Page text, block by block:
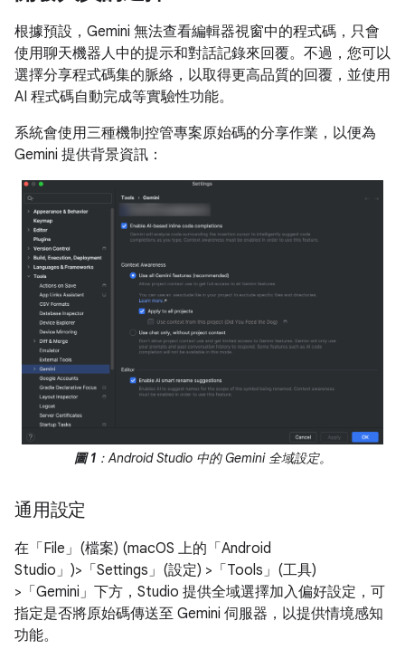
根據預設，Gemini 無法查看編輯器視窗中的程式碼，只會
使用聊天機器人中的提示和對話記錄來回覆。不過，您可以
選擇分享程式碼集的脈絡，以取得更高品質的回覆，並使用
AI 程式碼自動完成等實驗性功能。
系統會使用三種機制控管專案原始碼的分享作業，以便為
Gemini 提供背景資訊：
圖 1：Android Studio 中的 Gemini 全域設定。
通用設定
在「File」(檔案) (macOS 上的「Android
Studio」)>「Settings」(設定) >「Tools」(工具)
>「Gemini」 下方，Studio 提供全域選擇加入偏好設定，可
指定是否將原始碼傳送至 Gemini 伺服器，以提供情境感知
功能。